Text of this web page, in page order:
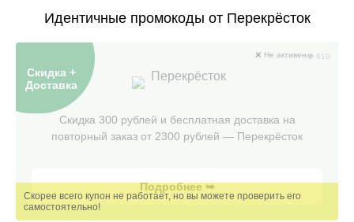
Идентичные промокоды от Перекрёсток
Скидка +
Доставка
Перекрёсток
Скидка 300 рублей и бесплатная доставка на
повторный заказ от 2300 рублей — Перекрёсток
❌ Не активен👁 610
Подробнее ➥